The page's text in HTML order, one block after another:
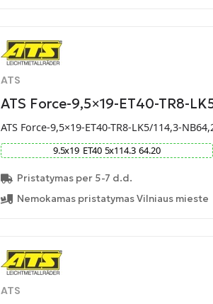
ATS
ATS Force-9,5×19-ET40-TR8-
ATS Force-9,5×19-ET40-TR8-LK5/114,3-
9.5x19 ET40 5x114.3 64.20
Pristatymas per 5-7 d.d.
Nemokamas pristatymas Vilniaus mieste
ATS